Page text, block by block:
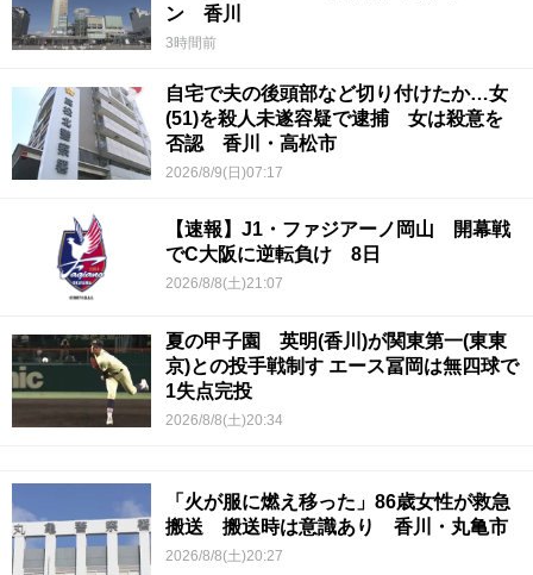
ン 香川
3時間前
自宅で夫の後頭部など切り付けたか…女
(51)を殺人未遂容疑で逮捕 女は殺意を
否認 香川・高松市
2026/8/9(日)07:17
【速報】J1・ファジアーノ岡山 開幕戦
でC大阪に逆転負け 8日
2026/8/8(土)21:07
夏の甲子園 英明(香川)が関東第一(東東
京)との投手戦制す エース冨岡は無四球で
1失点完投
2026/8/8(土)20:34
「火が服に燃え移った」86歳女性が救急
搬送 搬送時は意識あり 香川・丸亀市
2026/8/8(土)20:27